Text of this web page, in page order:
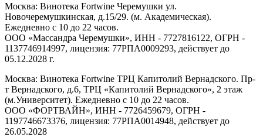
Москва: Винотека Fortwine Черемушки ул.
Новочеремушкинская, д.15/29. (м. Академическая).
Ежедневно с 10 до 22 часов.
ООО «Массандра Черемушки», ИНН - 7727816122, ОГРН -
1137746914997, лицензия: 77РПА0009293, действует до
05.12.2028 г.
Москва: Винотека Fortwine ТРЦ Капитолий Вернадского. Пр-
т Вернадского, д.6, ТРЦ «Капитолий Вернадского», 2 этаж
(м.Университет). Ежедневно с 10 до 22 часов.
ООО «ФОРТВАЙН», ИНН - 7726459679, ОГРН -
1197746673376, лицензия: 77РПА0014948, действует до
26.05.2028